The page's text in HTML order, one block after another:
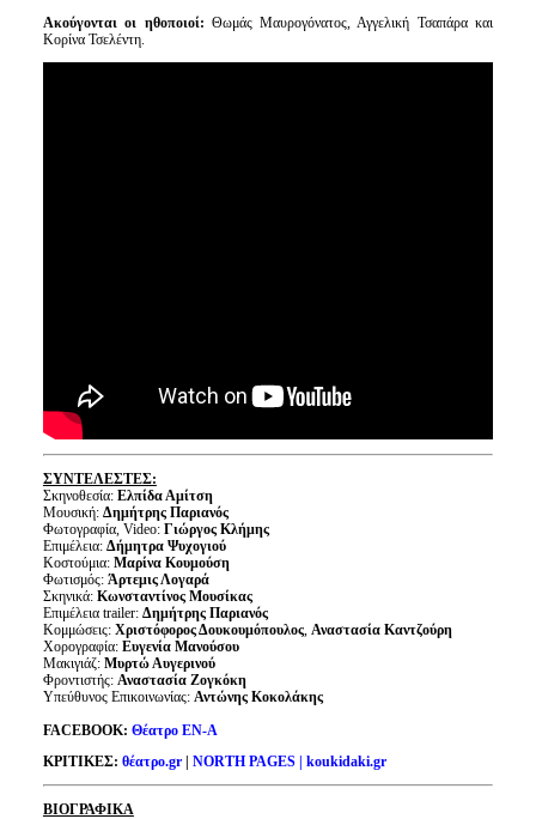
Ακούγονται οι ηθοποιοί: Θωμάς Μαυρογόνατος, Αγγελική Τσαπάρα και
Κορίνα Τσελέντη.
ΣΥΝΤΕΛΕΣΤΕΣ:
Σκηνοθεσία: Ελπίδα Αμίτση
Μουσική: Δημήτρης Παριανός
Φωτογραφία, Video: Γιώργος Κλήμης
Επιμέλεια: Δήμητρα Ψυχογιού
Κοστούμια: Μαρίνα Κουμούση
Φωτισμός: Άρτεμις Λογαρά
Σκηνικά: Κωνσταντίνος Μουσίκας
Επιμέλεια trailer: Δημήτρης Παριανός
Κομμώσεις: Χριστόφορος Δουκουμόπουλος, Αναστασία Καντζούρη
Χορογραφία: Ευγενία Μανούσου
Μακιγιάζ: Μυρτώ Αυγερινού
Φροντιστής: Αναστασία Ζογκόκη
Υπεύθυνος Επικοινωνίας: Αντώνης Κοκολάκης
FACEBOOK: Θέατρο ΕΝ-Α
ΚΡΙΤΙΚΕΣ: θέατρο.gr | NORTH PAGES| koukidaki.gr
ΒΙΟΓΡΑΦΙΚΑ